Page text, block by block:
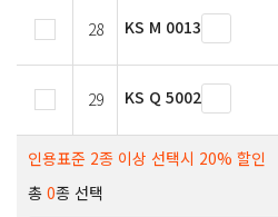
28 KS M 0013
29 KS Q 5002
인용표준 2종 이상 선택시 20% 할인
총 0종 선택